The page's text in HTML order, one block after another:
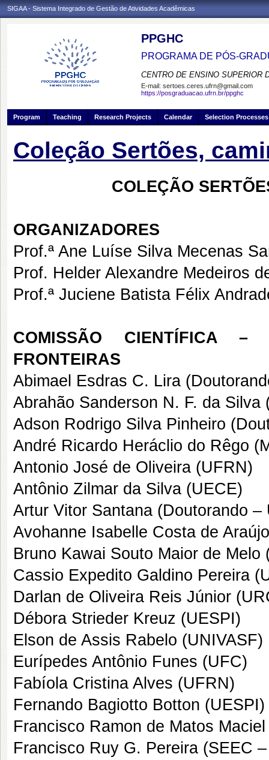
SIGAA - Sistema Integrado de Gestão de Atividades Acadêmicas
PPGHC
PROGRAMA DE PÓS-
CENTRO DE ENSINO SUPERIOR
E-mail: sertoes.ceres.ufrn@gmail.com
https://posgraduacao.ufrn.br/ppghc
Program Teaching Research Projects Calendar Selection Processes
Coleção Sertões,
COLEÇÃO
ORGANIZADORES
Prof.ª Ane Luíse Silva Mecenas
Prof. Helder Alexandre Medeiros
Prof.ª Juciene Batista Félix
COMISSÃO CIENTÍFICA –
FRONTEIRAS
Abimael Esdras C. Lira
Abrahão Sanderson N. F. da Silva
Adson Rodrigo Silva Pinheiro
André Ricardo Heráclio do Rêgo
Antonio José de Oliveira (UFRN)
Antônio Zilmar da Silva (UECE)
Artur Vitor Santana (Doutorando –
Avohanne Isabelle Costa de
Bruno Kawai Souto Maior de Melo
Cassio Expedito Galdino Pereira
Darlan de Oliveira Reis Júnior
Débora Strieder Kreuz (UESPI)
Elson de Assis Rabelo (UNIVASF)
Eurípedes Antônio Funes (UFC)
Fabíola Cristina Alves (UFRN)
Fernando Bagiotto Botton (UESPI)
Francisco Ramon de Matos
Francisco Ruy G. Pereira (SEEC